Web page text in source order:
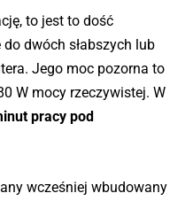
to jest to dość
dwóch słabszych lub
Jego moc pozorna to
W mocy rzeczywistej. W
pracy pod
wcześniej wbudowany